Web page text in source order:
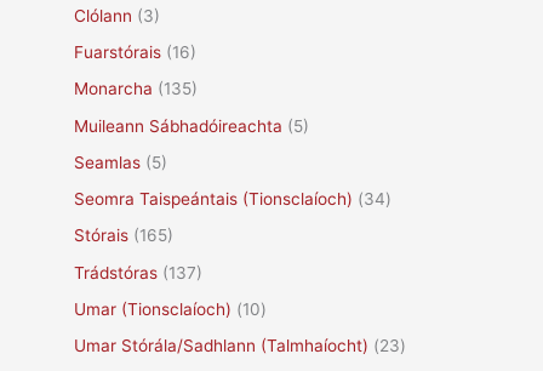
Clólann (3)
Fuarstórais (16)
Monarcha (135)
Muileann Sábhadóireachta (5)
Seamlas (5)
Seomra Taispeántais (Tionsclaíoch) (34)
Stórais (165)
Trádstóras (137)
Umar (Tionsclaíoch) (10)
Umar Stórála/Sadhlann (Talmhaíocht) (23)